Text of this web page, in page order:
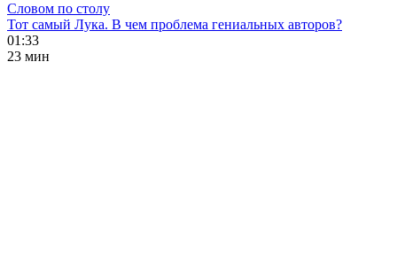
Словом по столу
Тот самый Лука. В чем проблема гениальных авторов?
01:33
23 мин